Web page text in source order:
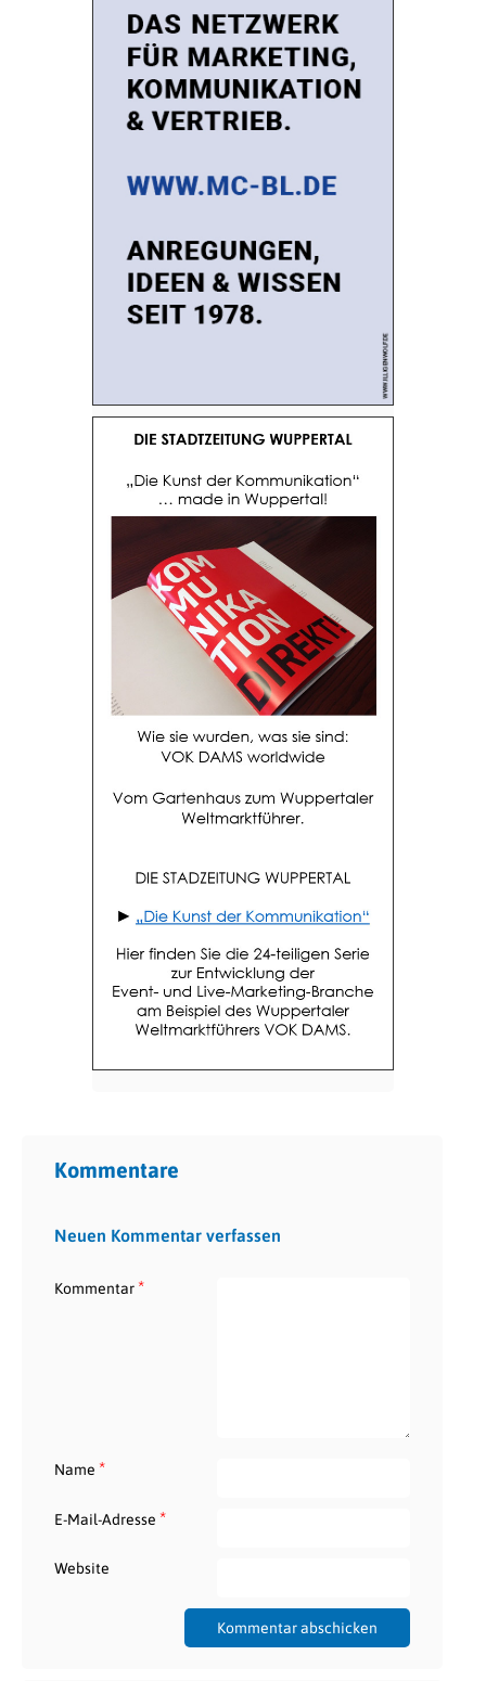
Kommentare
Neuen Kommentar verfassen
Kommentar*
Name *
E-Mail-Adresse *
Website